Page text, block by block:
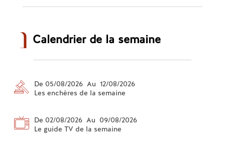
Calendrier de la semaine
De 05/08/2026 Au 12/08/2026
Les enchères de la semaine
De 02/08/2026 Au 09/08/2026
Le guide TV de la semaine